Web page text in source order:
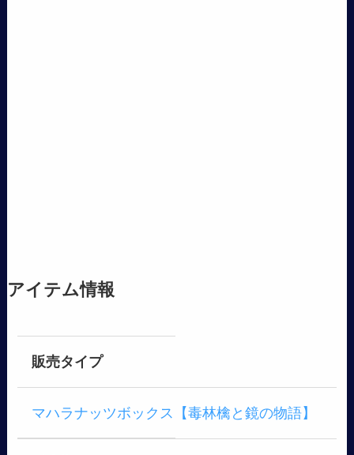
アイテム情報
販売タイプ
マハラナッツボックス【毒林檎と鏡の物語】